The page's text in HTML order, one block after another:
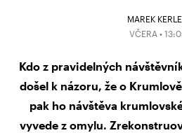
MAREK
VČERA •
Kdo z pravidelných
došel k názoru, že o
pak ho návštěva
vyvede z omylu.